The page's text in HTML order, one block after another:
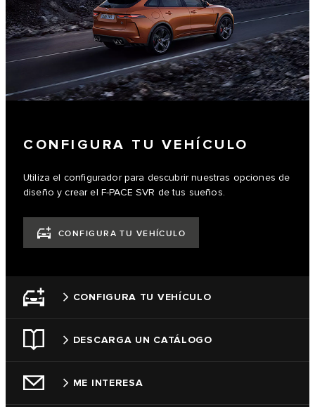
CONFIGURA TU VEHÍCULO
Utiliza el configurador para descubrir nuestras opciones de
diseño y crear el F-PACE SVR de tus sueños.
CONFIGURA TU VEHÍCULO
CONFIGURA TU VEHÍCULO
DESCARGA UN CATÁLOGO
ME INTERESA